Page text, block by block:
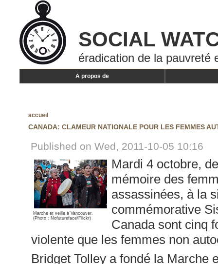
SOCIAL
éradication de la pauvreté
A propos de
accueil
CANADA: CLAMEUR NATIONALE POUR LES FEMMES
Published on Wed, 2011-10-05 10:16
Marche et veille à Vancouver.
(Photo : Nofutureface/Flickr)
Mardi 4 octobre,
mémoire des
assassinées, à la
commémorative
Canada sont cinq
violente que les femmes non
Bridget Tolley a fondé la Marche